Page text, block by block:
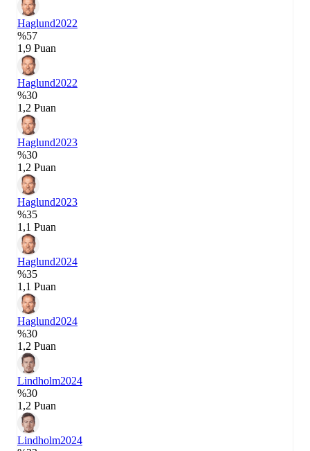
Haglund2022
%57
1,9 Puan
Haglund2022
%30
1,2 Puan
Haglund2023
%30
1,2 Puan
Haglund2023
%35
1,1 Puan
Haglund2024
%35
1,1 Puan
Haglund2024
%30
1,2 Puan
Lindholm2024
%30
1,2 Puan
Lindholm2024